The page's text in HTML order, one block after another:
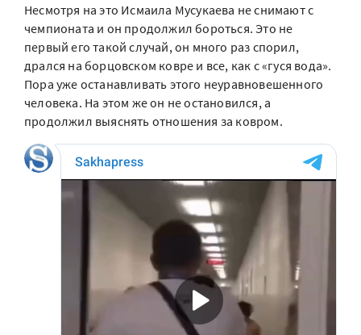
Несмотря на это Исмаила Мусукаева не снимают с
чемпионата и он продолжил бороться. Это не
первый его такой случай, он много раз спорил,
дрался на борцовском ковре и все, как с «гуся вода».
Пора уже останавливать этого неуравновешенного
человека. На этом же он не остановился, а
продолжил выяснять отношения за ковром.